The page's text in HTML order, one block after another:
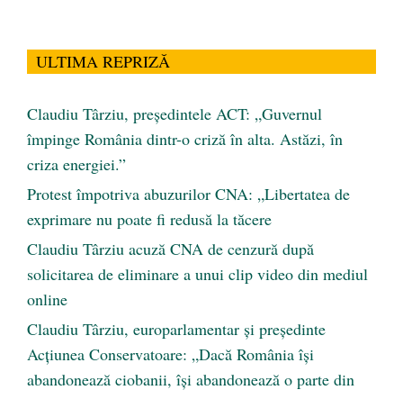
ULTIMA REPRIZĂ
Claudiu Târziu, președintele ACT: „Guvernul
împinge România dintr-o criză în alta. Astăzi, în
criza energiei.”
Protest împotriva abuzurilor CNA: „Libertatea de
exprimare nu poate fi redusă la tăcere
Claudiu Târziu acuză CNA de cenzură după
solicitarea de eliminare a unui clip video din mediul
online
Claudiu Târziu, europarlamentar și președinte
Acțiunea Conservatoare: „Dacă România își
abandonează ciobanii, își abandonează o parte din